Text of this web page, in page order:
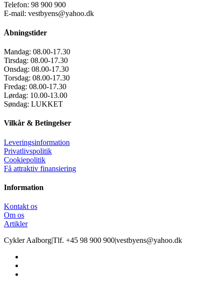
Telefon: 98 900 900
E-mail: vestbyens@yahoo.dk
Åbningstider
Mandag: 08.00-17.30
Tirsdag: 08.00-17.30
Onsdag: 08.00-17.30
Torsdag: 08.00-17.30
Fredag: 08.00-17.30
Lørdag: 10.00-13.00
Søndag: LUKKET
Vilkår & Betingelser
Leveringsinformation
Privatlivspolitik
Cookiepolitik
Få attraktiv finansiering
Information
Kontakt os
Om os
Artikler
Cykler Aalborg|Tlf. +45 98 900 900|vestbyens@yahoo.dk